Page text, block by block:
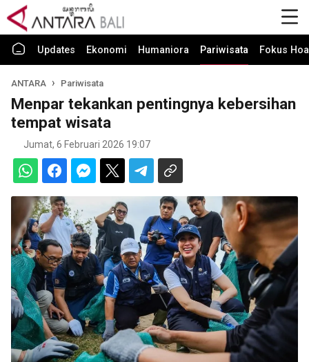
Updates Ekonomi Humaniora Pariwisata Fokus
ANTARA Pariwisata
Menpar tekankan pentingnya kebersihan
tempat wisata
Jumat, 6 Februari 2026 19:07